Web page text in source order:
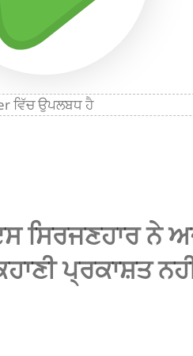
ਵਿੱਚ ਉਪਲਬਧ ਹੈ
ਸਿਰਜਣਹਾਰ ਨੇ
ਪ੍ਰਕਾਸ਼ਤ